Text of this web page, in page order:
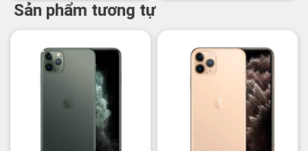
Sản phẩm tương tự
-12%